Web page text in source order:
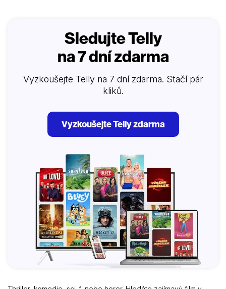
Sledujte Telly
na 7 dní zdarma
Vyzkoušejte Telly na 7 dní zdarma. Stačí pár
kliků.
Vyzkoušejte Telly zdarma